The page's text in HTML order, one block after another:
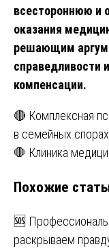
всестороннюю и
оказания
решающим
справедливости
компенсации.
Навигация
по
🔴 Комплексная
в семейных
🛑 Клиника
Похожие
🆘
раскрываем